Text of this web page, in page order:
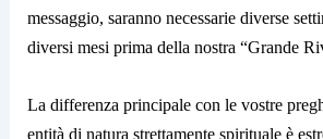
messaggio, saranno necessarie diverse
diversi mesi prima della nostra “Grande
La differenza principale con le vostre
entità di natura strettamente spirituale è